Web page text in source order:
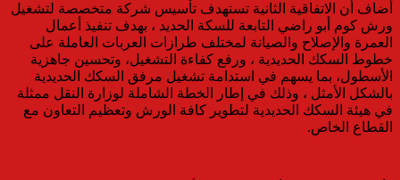
أضاف أن الاتفاقية الثانية تستهدف تأسيس شركة متخصصة لتشغيل
ورش كوم أبو راضي التابعة للسكة الحديد ، بهدف تنفيذ أعمال
العمرة والإصلاح والصيانة لمختلف طرازات العربات العاملة على
خطوط السكك الحديدية ، ورفع كفاءة التشغيل، وتحسين جاهزية
الأسطول، بما يسهم في استدامة تشغيل مرفق السكك الحديدية
بالشكل الأمثل ، وذلك في إطار الخطة الشاملة لوزارة النقل ممثلة
في هيئة السكك الحديدية لتطوير كافة الورش وتعظيم التعاون مع
القطاع الخاص.